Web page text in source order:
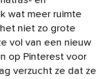
wat meer ruimte
niet zo grote
vol van een nieuw
op Pinterest voor
verzucht ze dat ze